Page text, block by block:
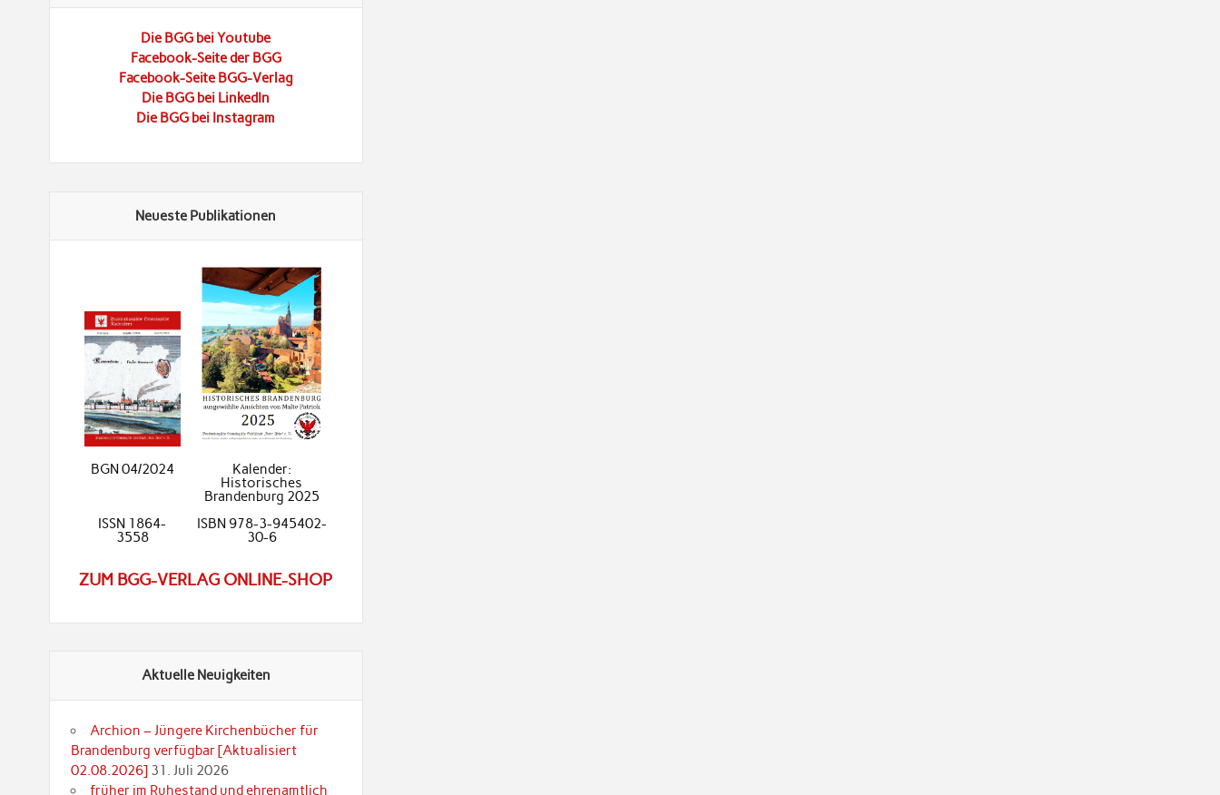
Die BGG bei Youtube
Facebook-Seite der BGG
Facebook-Seite BGG-Verlag
Die BGG bei LinkedIn
Die BGG bei Instagram
Neueste Publikationen
BGN 04/2024
Kalender:
Historisches
Brandenburg 2025
ISSN 1864-
3558
ISBN 978-3-945402-
30-6
ZUM BGG-VERLAG ONLINE-SHOP
Aktuelle Neuigkeiten
Archion – Jüngere Kirchenbücher für
Brandenburg verfügbar [Aktualisiert
02.08.2026] 31. Juli 2026
früher im Ruhestand und ehrenamtlich